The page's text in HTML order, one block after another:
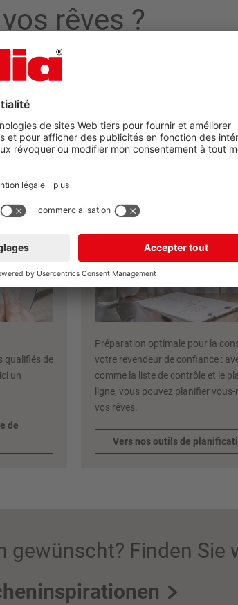
vos rêves ?
qualifiés de
un
de
Outils de
nobilia
Préparation optimale pour la
votre revendeur de confiance :
comme la liste de contrôle et le
ligne, vous pouvez planifier
vos rêves.
Vers nos outils de
gewünscht? Finden Sie